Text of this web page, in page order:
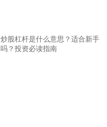
炒股杠杆是什么意思？适合新手
吗？投资必读指南